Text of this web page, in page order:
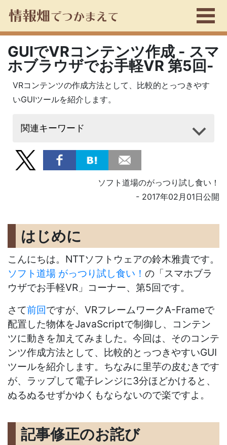
GUIでVRコンテンツ作成 - スマ
ホブラウザでお手軽VR 第5回-
VRコンテンツの作成方法として、比較的とっつきやす
いGUIツールを紹介します。
関連キーワード
ソフト道場のがっつり試し食い！
- 2017年02月01日公開
はじめに
こんにちは。NTTソフトウェアの鈴木雅貴です。
ソフト道場 がっつり試し食い！ の「スマホブラ
ウザでお手軽VR」コーナー、第5回です。
さて前回ですが、VRフレームワークA-Frameで
配置した物体をJavaScriptで制御し、コンテン
ツに動きを加えてみました。今回は、そのコンテ
ンツ作成方法として、比較的とっつきやすいGUI
ツールを紹介します。ちなみに里芋の皮むきです
が、ラップして電子レンジに3分ほどかけると、
ぬるぬるせずかゆくもならないので楽ですよ。
記事修正のお詫び